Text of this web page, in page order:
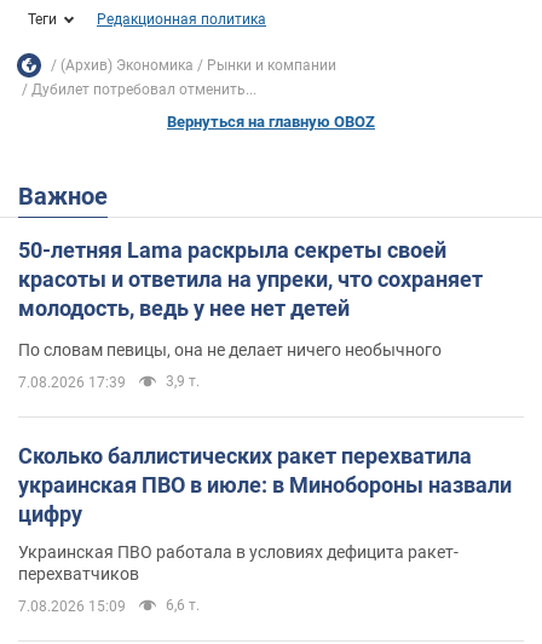
Теги Редакционная политика
(Архив) Экономика
Рынки и компании
Дубилет потребовал отменить...
Вернуться на главную OBOZ
Важное
50-летняя Lama раскрыла секреты своей
красоты и ответила на упреки, что сохраняет
молодость, ведь у нее нет детей
По словам певицы, она не делает ничего необычного
7.08.2026 17:39 3,9 т.
Сколько баллистических ракет перехватила
украинская ПВО в июле: в Минобороны назвали
цифру
Украинская ПВО работала в условиях дефицита ракет-
перехватчиков
7.08.2026 15:09 6,6 т.